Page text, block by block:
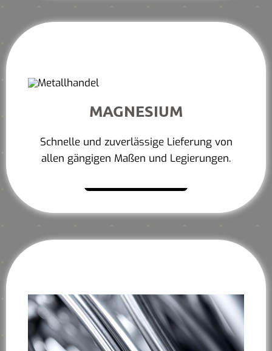
MAGNESIUM
Schnelle und zuverlässige Lieferung von
allen gängigen Maßen und Legierungen.